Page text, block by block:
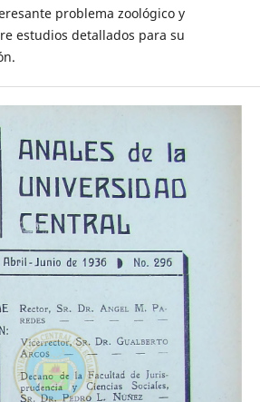
problema zoológico y
estudios detallados para su